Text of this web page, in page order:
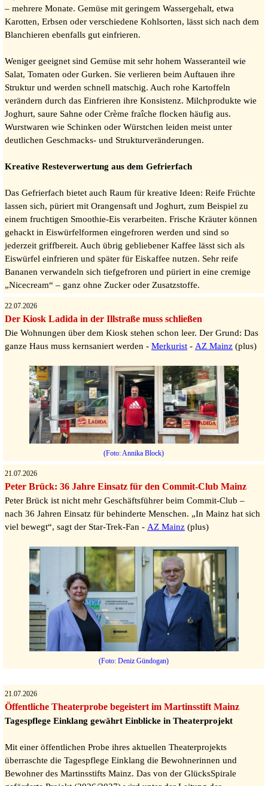
– mehrere Monate. Gemüse mit geringem Wassergehalt, etwa
Karotten, Erbsen oder verschiedene Kohlsorten, lässt sich nach dem
Blanchieren ebenfalls gut einfrieren.
Weniger geeignet sind Gemüse mit sehr hohem Wasseranteil wie
Salat, Tomaten oder Gurken. Sie verlieren beim Auftauen ihre
Struktur und werden schnell matschig. Auch rohe Kartoffeln
verändern durch das Einfrieren ihre Konsistenz. Milchprodukte wie
Joghurt, saure Sahne oder Crème fraîche flocken häufig aus.
Wurstwaren wie Schinken oder Würstchen leiden meist unter
deutlichen Geschmacks- und Strukturveränderungen.
Kreative Resteverwertung aus dem Gefrierfach
Das Gefrierfach bietet auch Raum für kreative Ideen: Reife Früchte
lassen sich, püriert mit Orangensaft und Joghurt, zum Beispiel zu
einem fruchtigen Smoothie-Eis verarbeiten. Frische Kräuter können
gehackt in Eiswürfelformen eingefroren werden und sind so
jederzeit griffbereit. Auch übrig gebliebener Kaffee lässt sich als
Eiswürfel einfrieren und später für Eiskaffee nutzen. Sehr reife
Bananen verwandeln sich tiefgefroren und püriert in eine cremige
„Nicecream“ – ganz ohne Zucker oder Zusatzstoffe.
22.07.2026
Der Kiosk Ladida in der Illstraße muss schließen
Die Wohnungen über dem Kiosk stehen schon leer. Der Grund: Das
ganze Haus muss kernsaniert werden - Merkurist - AZ Mainz (plus)
(Foto: Annika Block)
21.07.2026
Peter Brück: 36 Jahre Einsatz für den Commit-Club Mainz
Peter Brück ist nicht mehr Geschäftsführer beim Commit-Club –
nach 36 Jahren Einsatz für behinderte Menschen. „In Mainz hat sich
viel bewegt“, sagt der Star-Trek-Fan - AZ Mainz (plus)
(Foto: Deniz Gündogan)
21.07.2026
Öffentliche Theaterprobe begeistert im Martinsstift Mainz
Tagespflege Einklang gewährt Einblicke in Theaterprojekt
Mit einer öffentlichen Probe ihres aktuellen Theaterprojekts
überraschte die Tagespflege Einklang die Bewohnerinnen und
Bewohner des Martinsstifts Mainz. Das von der GlücksSpirale